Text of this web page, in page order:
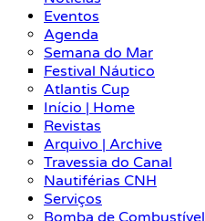
Eventos
Agenda
Semana do Mar
Festival Náutico
Atlantis Cup
Início | Home
Revistas
Arquivo | Archive
Travessia do Canal
Nautiférias CNH
Serviços
Bomba de Combustível